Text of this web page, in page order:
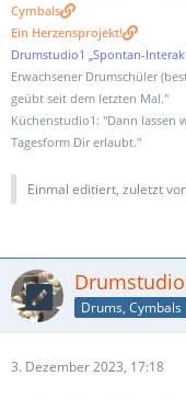
Cymbals
Ein Herzensprojekt!
Drumstudio1 „Spontan-
Erwachsener Drumschüler
geübt seit dem letzten Mal."
Küchenstudio1: "Dann lassen
Tagesform Dir erlaubt."
Einmal editiert, zuletzt
Drums, Cymbals
3. Dezember 2023, 17:18